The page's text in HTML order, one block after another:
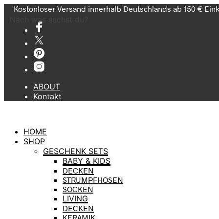
Kostonloser Versand innerhalb Deutschlands ab 150 €
ABOUT
Kontakt
HOME
SHOP
GESCHENK SETS
BABY & KIDS
DECKEN
STRUMPFHOSEN
SOCKEN
LIVING
DECKEN
Nach was suchst du?